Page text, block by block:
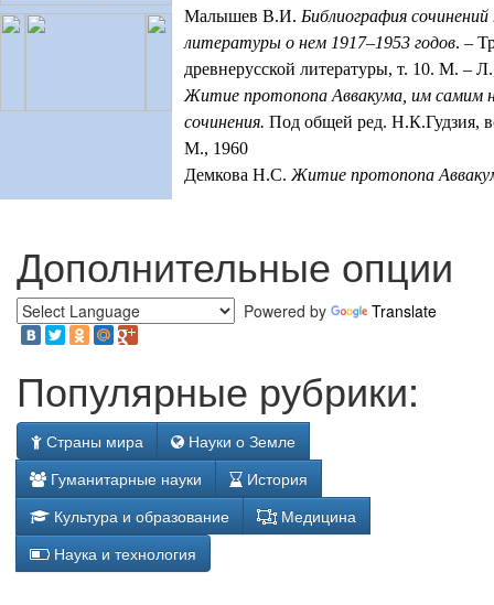
Малышев В.И. Библиография
литературы о нем 1917–1953 годов. –
древнерусской литературы, т. 10. М. –
Житие протопопа Аввакума, им самим
сочинения. Под общей ред. Н.К.Гудзия,
М., 1960
Демкова Н.С. Житие протопопа
Дополнительные опции
Powered by Translate
Популярные рубрики:
Страны мира
Науки о Земле
Гуманитарные науки
История
Культура и образование
Медицина
Наука и технология